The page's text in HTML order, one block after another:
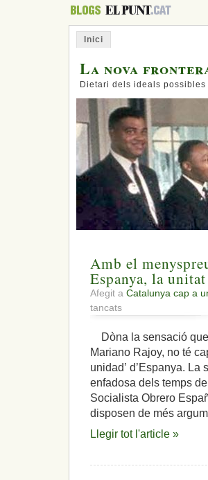
Inici
La nova
Dietari dels ideals possibles
Amb el
Espanya, la
Afegit a Catalunya cap a
tancats
Amb
menyspreu
cap
a
nacions
que
formen
la
Dòna la sensació
Mariano Rajoy, no té
unidad’ d’Espanya.
enfadosa dels temps
Socialista Obrero
disposen de més
Llegir tot l'article »